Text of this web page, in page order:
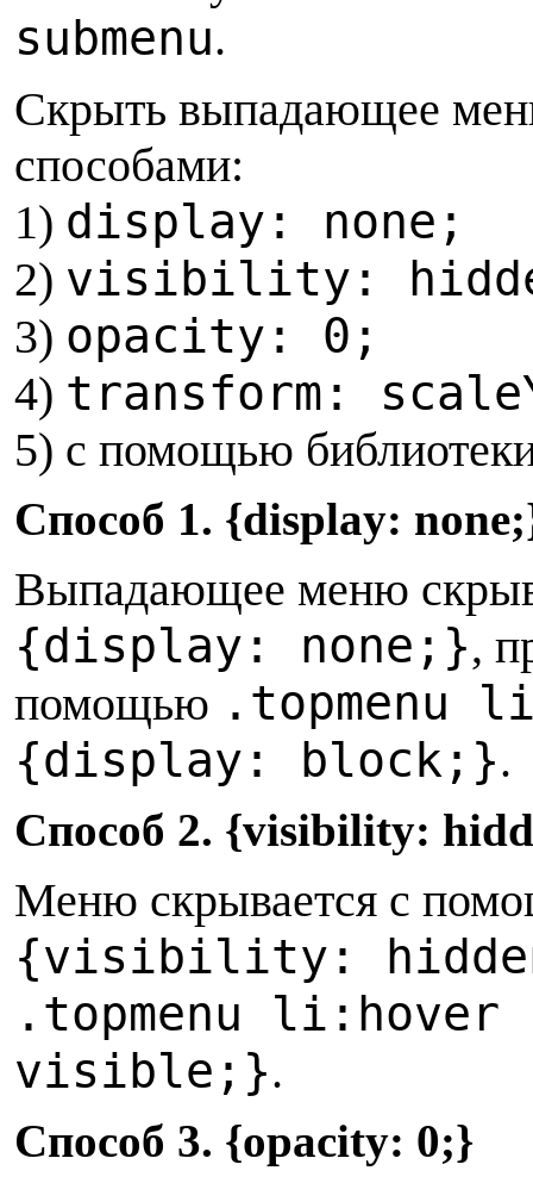
submenu.
Скрыть выпадающее
способами:
1) display: none;
2) visibility:
3) opacity: 0;
4) transform:
5) с помощью
Способ 1. {display:
Выпадающее меню
{display: none;},
помощью .topmenu
{display: block;}.
Способ 2. {visibility:
Меню скрывается с
{visibility:
.topmenu
visible;}.
Способ 3. {opacity: 0;}